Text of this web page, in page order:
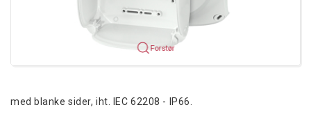
Forstør
med blanke sider, iht. IEC 62208 - IP66.